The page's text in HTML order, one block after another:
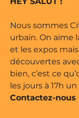
par
Nous sommes
urbain. On aime
et les expos
découvertes
bien, c’est ce
les jours à 17h
Contactez-nous